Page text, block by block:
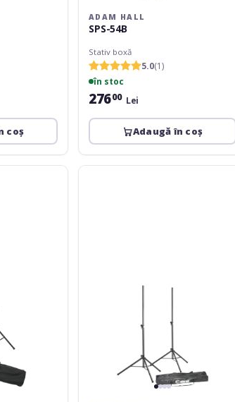
coș
ADAM HALL
SPS-54B
Stativ boxă
5.0(1)
în stoc
27600 Lei
Adaugă în coș
Adam